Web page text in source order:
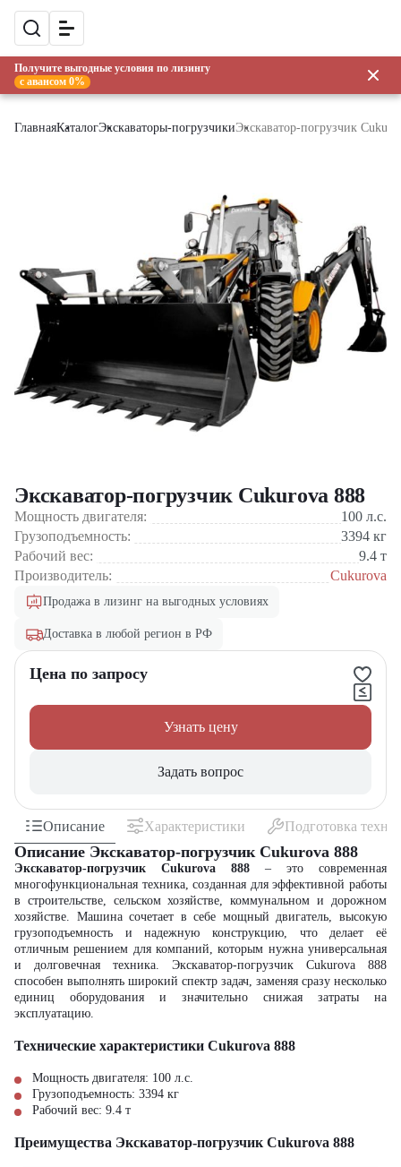
Получите выгодные условия по лизингу
с авансом 0%
ГлавнаяКаталогЭкскаваторы-погрузчикиЭкскаватор-погрузчик
Экскаватор-погрузчик Cukurova 888
Мощность двигателя: 100 л.с.
Грузоподъемность:
3394 кг
Рабочий вес:
9.4 т
Производитель:
Cukurova
Продажа в лизинг на выгодных условиях
Доставка в любой регион в РФ
Цена по запросу
Узнать цену
Задать вопрос
Описание Характеристики Подготовка
Описание Экскаватор-погрузчик Cukurova 888
Экскаватор-погрузчик Cukurova 888 – это современная
многофункциональная техника, созданная для эффективной работы
в строительстве, сельском хозяйстве, коммунальном и дорожном
хозяйстве. Машина сочетает в себе мощный двигатель, высокую
грузоподъемность и надежную конструкцию, что делает её
отличным решением для компаний, которым нужна универсальная
и долговечная техника. Экскаватор-погрузчик Cukurova 888
способен выполнять широкий спектр задач, заменяя сразу несколько
единиц оборудования и значительно снижая затраты на
эксплуатацию.
Технические характеристики Cukurova 888
Мощность двигателя: 100 л.с.
Грузоподъемность: 3394 кг
Рабочий вес: 9.4 т
Преимущества Экскаватор-погрузчик Cukurova 888